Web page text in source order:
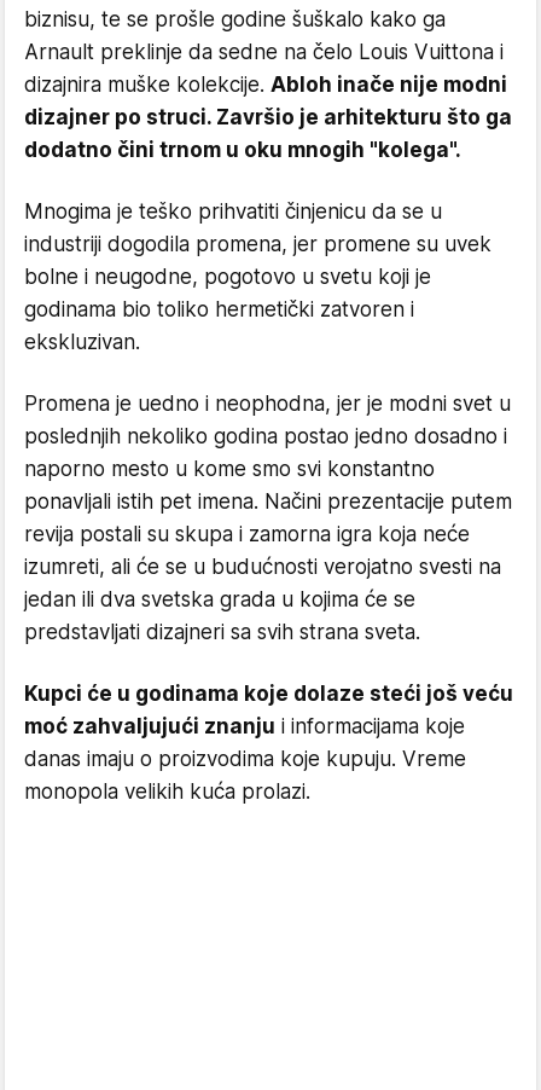
biznisu, te se prošle godine šuškalo kako ga
Arnault preklinje da sedne na čelo Louis Vuittona i
dizajnira muške kolekcije. Abloh inače nije modni
dizajner po struci. Završio je arhitekturu što ga
dodatno čini trnom u oku mnogih "kolega".
Mnogima je teško prihvatiti činjenicu da se u
industriji dogodila promena, jer promene su uvek
bolne i neugodne, pogotovo u svetu koji je
godinama bio toliko hermetički zatvoren i
ekskluzivan.
Promena je uedno i neophodna, jer je modni svet u
poslednjih nekoliko godina postao jedno dosadno i
naporno mesto u kome smo svi konstantno
ponavljali istih pet imena. Načini prezentacije putem
revija postali su skupa i zamorna igra koja neće
izumreti, ali će se u budućnosti verojatno svesti na
jedan ili dva svetska grada u kojima će se
predstavljati dizajneri sa svih strana sveta.
Kupci će u godinama koje dolaze steći još veću
moć zahvaljujući znanju i informacijama koje
danas imaju o proizvodima koje kupuju. Vreme
monopola velikih kuća prolazi.